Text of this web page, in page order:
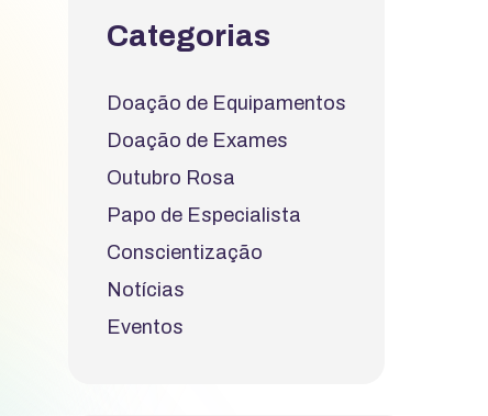
Categorias
Doação de Equipamentos
Doação de Exames
Outubro Rosa
Papo de Especialista
Conscientização
Notícias
Eventos